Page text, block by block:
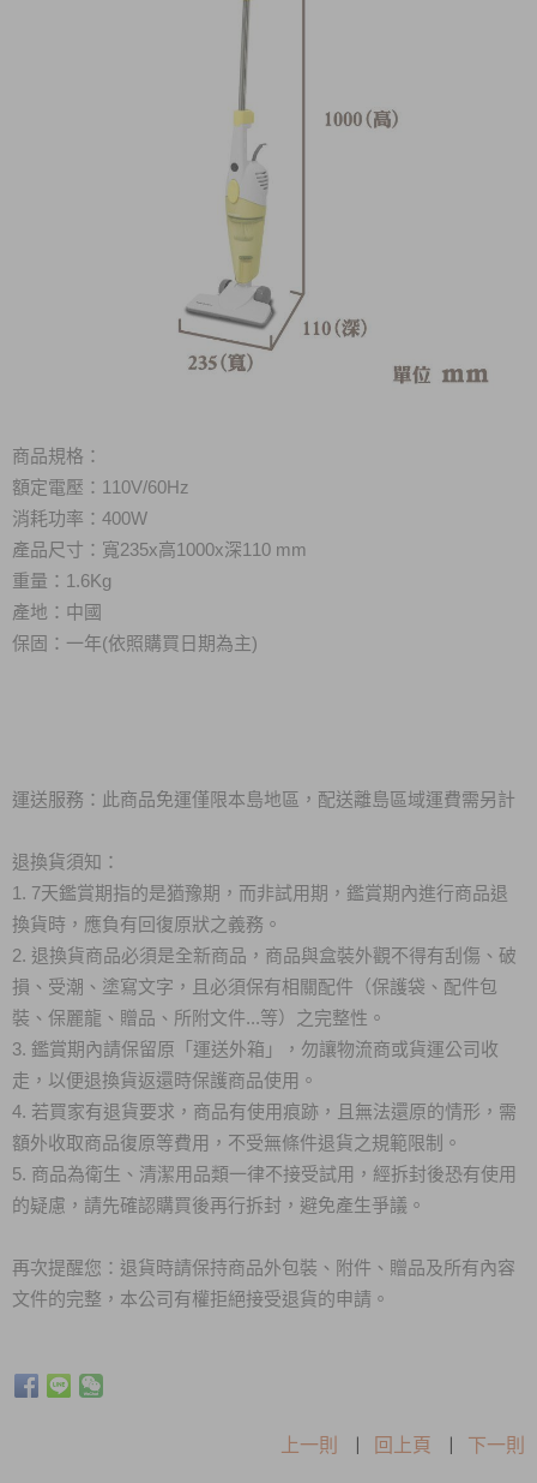
商品規格：
額定電壓：110V/60Hz
消耗功率：400W
產品尺寸：寬235x高1000x深110 mm
重量：1.6Kg
產地：中國
保固：一年(依照購買日期為主)
運送服務：此商品免運僅限本島地區，配送離島區域運費需另計
退換貨須知：
1. 7天鑑賞期指的是猶豫期，而非試用期，鑑賞期內進行商品退
換貨時，應負有回復原狀之義務。
2. 退換貨商品必須是全新商品，商品與盒裝外觀不得有刮傷、破
損、受潮、塗寫文字，且必須保有相關配件（保護袋、配件包
裝、保麗龍、贈品、所附文件...等）之完整性。
3. 鑑賞期內請保留原「運送外箱」，勿讓物流商或貨運公司收
走，以便退換貨返還時保護商品使用。
4. 若買家有退貨要求，商品有使用痕跡，且無法還原的情形，需
額外收取商品復原等費用，不受無條件退貨之規範限制。
5. 商品為衛生、清潔用品類一律不接受試用，經拆封後恐有使用
的疑慮，請先確認購買後再行拆封，避免產生爭議。
再次提醒您：退貨時請保持商品外包裝、附件、贈品及所有內容
文件的完整，本公司有權拒絕接受退貨的申請。
上一則 | 回上頁 | 下一則